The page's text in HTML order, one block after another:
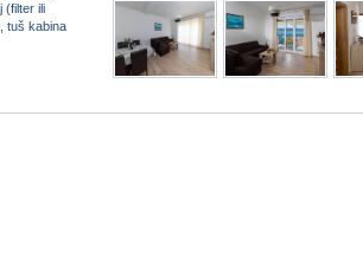
(filter ili
tuš kabina